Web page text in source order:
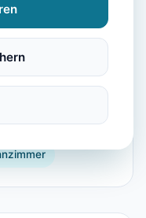
Windsurfen